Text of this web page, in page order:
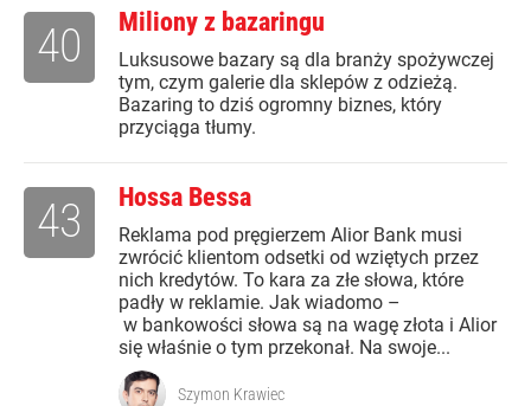
Miliony z bazaringu
Luksusowe bazary są dla branży spożywczej
tym, czym galerie dla sklepów z odzieżą.
Bazaring to dziś ogromny biznes, który
przyciąga tłumy.
40
Hossa Bessa
Reklama pod pręgierzem Alior Bank musi
zwrócić klientom odsetki od wziętych przez
nich kredytów. To kara za złe słowa, które
padły w reklamie. Jak wiadomo –
w bankowości słowa są na wagę złota i Alior
się właśnie o tym przekonał. Na swoje...
43
Szymon Krawiec